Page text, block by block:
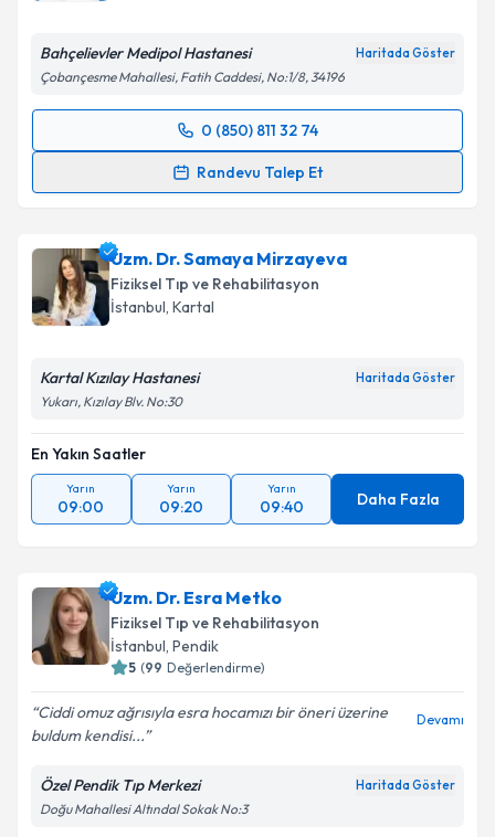
Kişisel verilerimin işlenmesine ilişkin
Metni'ni okudum ve kişisel verilerimin belirtilen
kapsamda işlenmesini kabul ediyorum.
Takvim Talebini Gönder
Bahçelievler Medipol Hastanesi Haritada Göster
Çobançesme Mahallesi, Fatih Caddesi, No:1/8, 34196
0 (850) 811 32 74
Randevu Talep Et
Randevu Takvimi Talebi
takvim hazırlandığında e-posta ile bilgilendireceğiz.
E-posta Adresiniz
Kişisel verilerimin işlenmesine ilişkin
Metni'ni okudum ve kişisel verilerimin belirtilen
kapsamda işlenmesini kabul ediyorum.
Takvim Talebini Gönder
Uzm. Dr. Samaya Mirzayeva
Fiziksel Tıp ve Rehabilitasyon
İstanbul, Kartal
Kartal Kızılay Hastanesi Haritada Göster
Yukarı, Kızılay Blv. No:30
En Yakın Saatler
Yarın
09:00
Yarın
09:20
Yarın
09:40 Daha Fazla
Uzm. Dr. Esra Metko
Fiziksel Tıp ve Rehabilitasyon
İstanbul, Pendik
5 (99 Değerlendirme)
Ciddi omuz ağrısıyla esra hocamızı bir öneri üzerine
buldum kendisi...
Devamı
Özel Pendik Tıp Merkezi Haritada Göster
Doğu Mahallesi Altındal Sokak No:3